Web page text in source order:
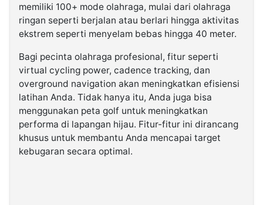
memiliki 100+ mode olahraga, mulai dari olahraga
ringan seperti berjalan atau berlari hingga aktivitas
ekstrem seperti menyelam bebas hingga 40 meter.
Bagi pecinta olahraga profesional, fitur seperti
virtual cycling power, cadence tracking, dan
overground navigation akan meningkatkan efisiensi
latihan Anda. Tidak hanya itu, Anda juga bisa
menggunakan peta golf untuk meningkatkan
performa di lapangan hijau. Fitur-fitur ini dirancang
khusus untuk membantu Anda mencapai target
kebugaran secara optimal.